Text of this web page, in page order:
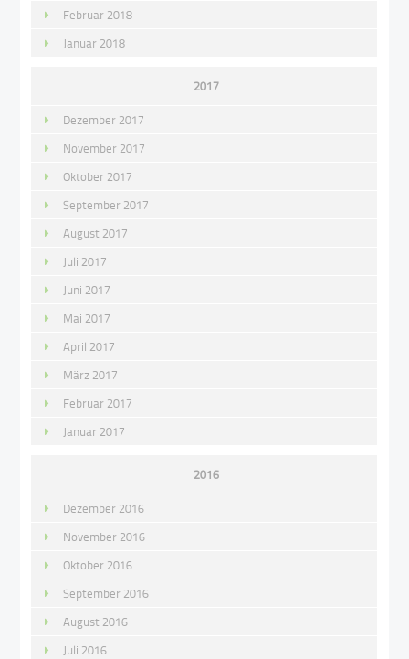
Februar 2018
Januar 2018
2017
Dezember 2017
November 2017
Oktober 2017
September 2017
August 2017
Juli 2017
Juni 2017
Mai 2017
April 2017
März 2017
Februar 2017
Januar 2017
2016
Dezember 2016
November 2016
Oktober 2016
September 2016
August 2016
Juli 2016